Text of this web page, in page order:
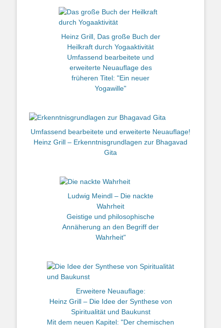
Heinz Grill, Das große Buch der
Heilkraft durch Yogaaktivität
Umfassend bearbeitete und
erweiterte Neuauflage des
früheren Titel: "Ein neuer
Yogawille"
Umfassend bearbeitete und erweiterte Neuauflage!
Heinz Grill – Erkenntnisgrundlagen zur Bhagavad
Gita
Ludwig Meindl – Die nackte
Wahrheit
Geistige und philosophische
Annäherung an den Begriff der
Wahrheit"
Erweitere Neuauflage:
Heinz Grill – Die Idee der Synthese von
Spiritualität und Baukunst
Mit dem neuen Kapitel: "Der chemischen